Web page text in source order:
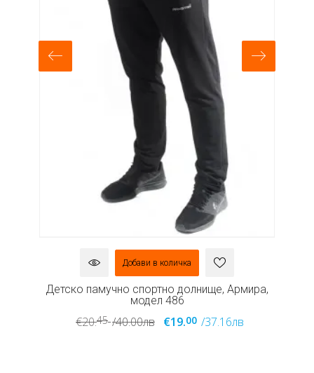
Добави в количка
Детско памучно спортно долнище, Армира,
модел 486
€20.45 /40.00лв €19.00 /37.16лв